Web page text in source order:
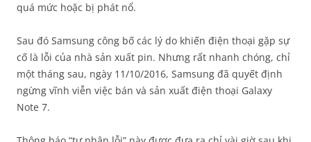
quá mức hoặc bị phát nổ.
Sau đó Samsung công bố các lý do khiến điện thoại gặp sự
cố là lỗi của nhà sản xuất pin. Nhưng rất nhanh chóng, chỉ
một tháng sau, ngày 11/10/2016, Samsung đã quyết định
ngừng vĩnh viễn việc bán và sản xuất điện thoại Galaxy
Note 7.